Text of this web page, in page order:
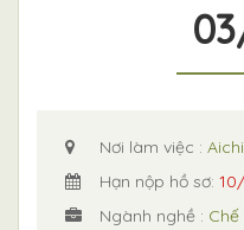
Nơi làm việc : Aichi
Hạn nộp hồ sơ:
Ngành nghề :